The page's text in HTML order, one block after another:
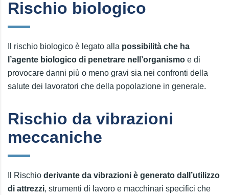
Rischio biologico
Il rischio biologico è legato alla possibilità che ha
l’agente biologico di penetrare nell’organismo e di
provocare danni più o meno gravi sia nei confronti della
salute dei lavoratori che della popolazione in generale.
Rischio da vibrazioni
meccaniche
Il Rischio derivante da vibrazioni è generato dall’utilizzo
di attrezzi, strumenti di lavoro e macchinari specifici che